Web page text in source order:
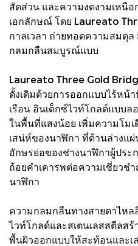
สัดส่วน และความงดงามเหนื
เอกลักษณ์ โดย Laureato
กาลเวลา ถ่ายทอดความสมดุ
กลมกลืนสมบูรณ์แบบ
Laureato Three Gold
ดั้งเดิมด้วยการออกแบบไร้หน้า
เรือน อินเด็กซ์ไวท์โกลด์แบบล
ในพื้นที่แสงน้อย เพิ่มความโมเ
เสน่ห์ของนาฬิกา ที่ด้านล่างแ
อักษรย่อของช่างนาฬิกาผู้ประ
ถ้อยคำเคารพต่อความเชี่ยวช
นาฬิกา
ความกลมกลืนทางสายตาไหล
ไวท์โกลด์และสเตนเลสสตีลส
พื้นผิวออกแบบให้สะท้อนและเ